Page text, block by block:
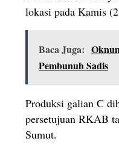
lokasi pada Kamis
Baca Juga:
Pembunuh Sadis
Produksi galian C
persetujuan RKAB
Sumut.